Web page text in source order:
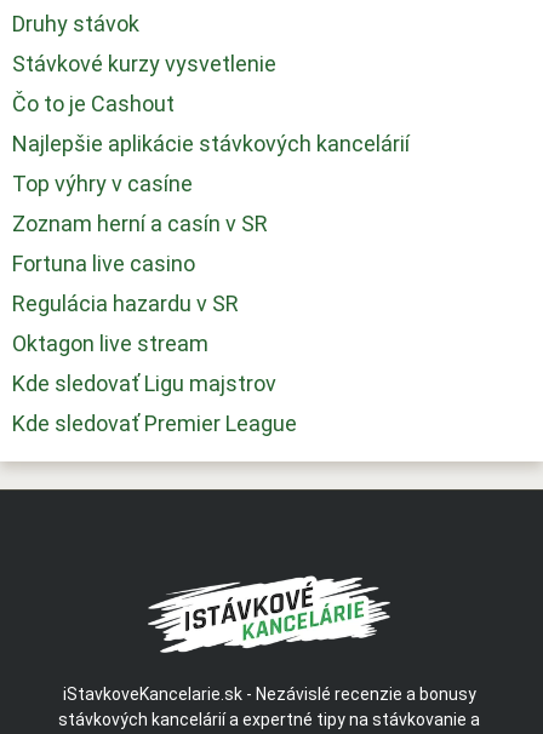
Druhy stávok
Stávkové kurzy vysvetlenie
Čo to je Cashout
Najlepšie aplikácie stávkových kancelárií
Top výhry v casíne
Zoznam herní a casín v SR
Fortuna live casino
Regulácia hazardu v SR
Oktagon live stream
Kde sledovať Ligu majstrov
Kde sledovať Premier League
iStavkoveKancelarie.sk - Nezávislé recenzie a bonusy
stávkových kancelárií a expertné tipy na stávkovanie a